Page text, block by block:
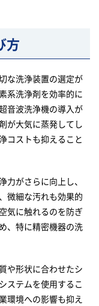
方
な洗浄装置の選定が
系洗浄剤を効率的に
音波洗浄機の導入が
が大気に蒸発してし
コストも抑えること
がさらに向上し、
微細な汚れも効果的
気に触れるのを防ぎ
、特に精密機器の洗
や形状に合わせたシ
ステムを使用するこ
環境への影響も抑え